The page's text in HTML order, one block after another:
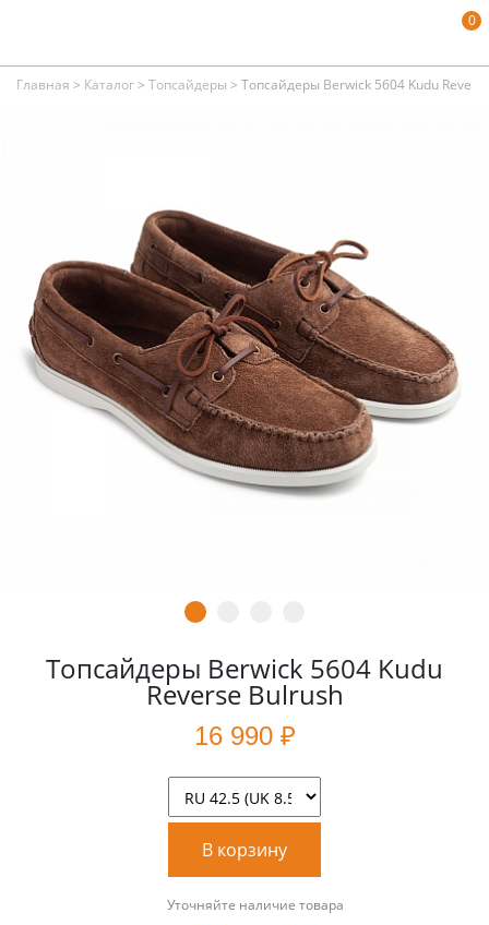
0
Главная > Каталог> Топсайдеры > Топсайдеры Berwick 5604 Kudu
Топсайдеры Berwick 5604 Kudu
Reverse Bulrush
16 990 ₽
В корзину
Уточняйте наличие товара